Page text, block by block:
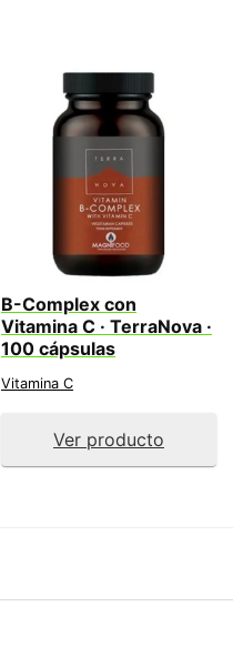
B-Complex con
Vitamina C · TerraNova ·
100 cápsulas
Vitamina C
Ver producto